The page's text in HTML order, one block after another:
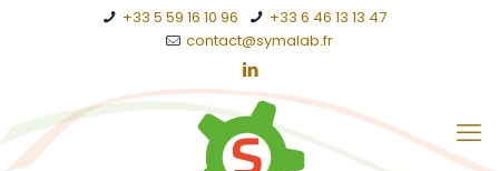
+33 5 59 16 10 96
+33 6 46 13 13 47
contact@symalab.fr